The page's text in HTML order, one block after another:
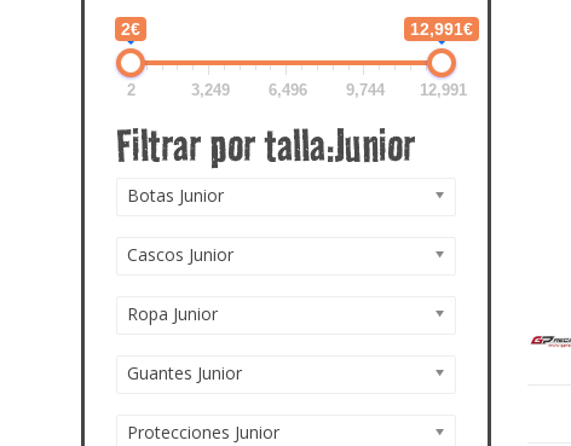
2€ 12,991€
2 3,249 6,496 9,744 12,991
Botas Junior
Cascos Junior
Ropa Junior
Guantes Junior
Protecciones Junior